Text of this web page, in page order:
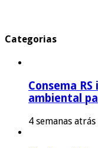
Categorias
Consema
ambiental
4 semanas atrás